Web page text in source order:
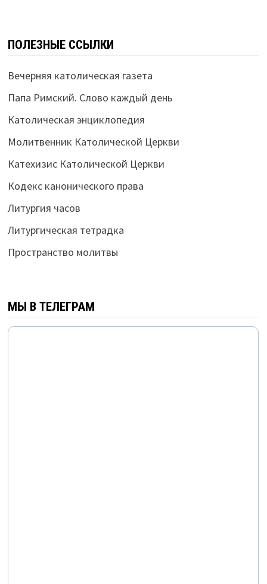
ПОЛЕЗНЫЕ ССЫЛКИ
Вечерняя католическая газета
Папа Римский. Слово каждый день
Католическая энциклопедия
Молитвенник Католической Церкви
Катехизис Католической Церкви
Кодекс канонического права
Литургия часов
Литургическая тетрадка
Пространство молитвы
МЫ В ТЕЛЕГРАМ